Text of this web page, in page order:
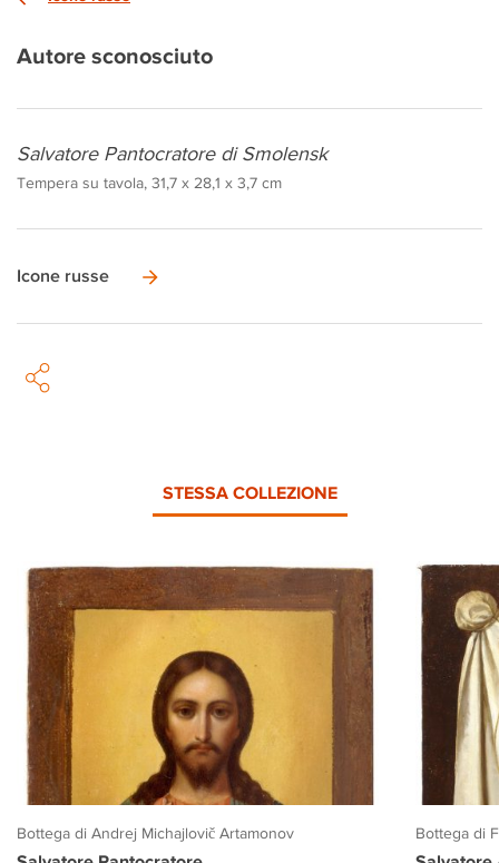
Autore sconosciuto
Salvatore Pantocratore di Smolensk
Tempera su tavola, 31,7 x 28,1 x 3,7 cm
Icone russe
STESSA COLLEZIONE
Bottega di Andrej Michajlovič Artamonov Bottega di